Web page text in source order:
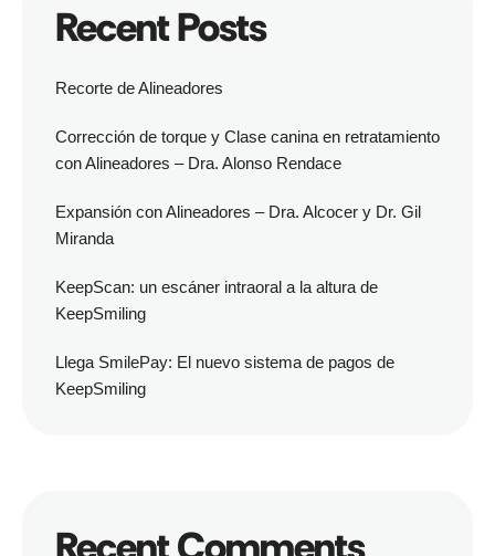
Recent Posts
Recorte de Alineadores
Corrección de torque y Clase canina en retratamiento
con Alineadores – Dra. Alonso Rendace
Expansión con Alineadores – Dra. Alcocer y Dr. Gil
Miranda
KeepScan: un escáner intraoral a la altura de
KeepSmiling
Llega SmilePay: El nuevo sistema de pagos de
KeepSmiling